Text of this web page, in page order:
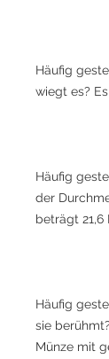
Häufig
wiegt es?
Häufig
der
beträgt 21,6
Häufig
sie
Münze mit